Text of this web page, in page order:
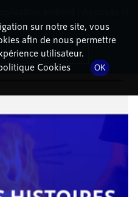
L'ÉPISODE
sur notre site, vous
afin de nous permettre
utilisateur.
Cookies
OK
l'installer.
l'application